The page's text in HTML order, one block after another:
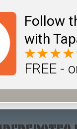
Follow
with
FREE -